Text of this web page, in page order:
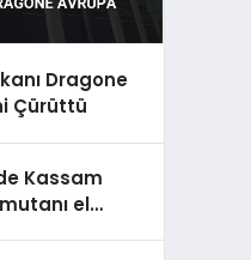
Dragone
Çürüttü
Kassam
el